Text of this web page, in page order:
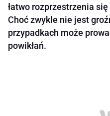
łatwo rozprzestrzenia
Choć zwykle nie jest
przypadkach może
powikłań.